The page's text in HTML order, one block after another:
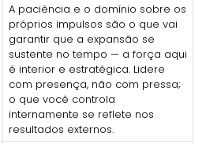
A paciência e o domínio sobre os
próprios impulsos são o que vai
garantir que a expansão se
sustente no tempo — a força aqui
é interior e estratégica. Lidere
com presença, não com pressa;
o que você controla
internamente se reflete nos
resultados externos.